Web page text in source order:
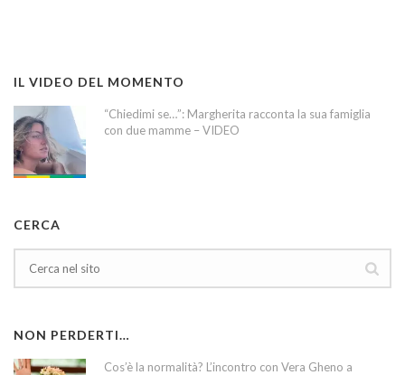
IL VIDEO DEL MOMENTO
“Chiedimi se…”: Margherita racconta la sua famiglia
con due mamme – VIDEO
CERCA
NON PERDERTI…
Cos’è la normalità? L’incontro con Vera Gheno a